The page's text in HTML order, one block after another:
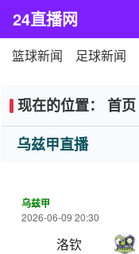
24直播网
篮球新闻 足球新闻
现在的位置： 首页
乌兹甲直播
乌兹甲
2026-06-09 20:30
洛钦